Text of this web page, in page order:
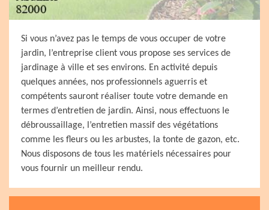
Si vous n’avez pas le temps de vous occuper de votre
jardin, l’entreprise client vous propose ses services de
jardinage à ville et ses environs. En activité depuis
quelques années, nos professionnels aguerris et
compétents sauront réaliser toute votre demande en
termes d’entretien de jardin. Ainsi, nous effectuons le
débroussaillage, l’entretien massif des végétations
comme les fleurs ou les arbustes, la tonte de gazon, etc.
Nous disposons de tous les matériels nécessaires pour
vous fournir un meilleur rendu.